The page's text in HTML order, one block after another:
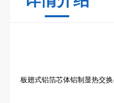
板翅式铝箔芯体铝制显热交